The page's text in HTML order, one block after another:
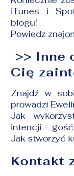
iTunes i
blogu!
Powiedz
>> Inne
Cię
Znajdź w
prowadzi
Jak
intencji –
Jak stworzyć
Kontakt